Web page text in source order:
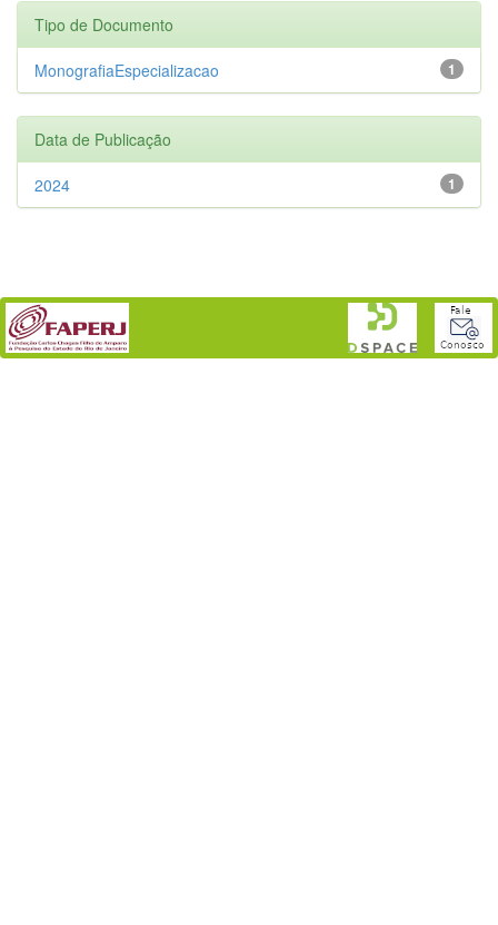
Tipo de Documento
1
MonografiaEspecializacao
Data de Publicação
1
2024